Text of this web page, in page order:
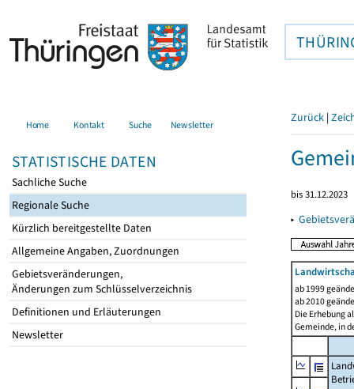
Home Kontakt Suche Newsletter
STATISTISCHE DATEN
Sachliche Suche
Regionale Suche
Kürzlich bereitgestellte Daten
Allgemeine Angaben, Zuordnungen
Gebietsveränderungen,
Änderungen zum Schlüsselverzeichnis
Definitionen und Erläuterungen
Newsletter
Zurück |
bis 31.12.2023
▸
ab 1999
ab 2010
Die Erhebung
Gemeinde, in